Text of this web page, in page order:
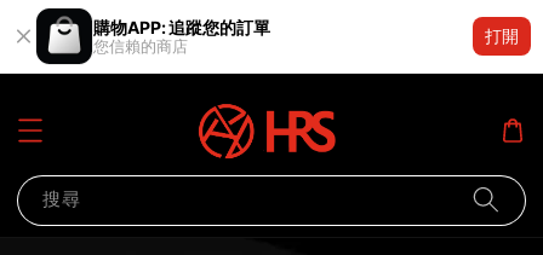
購物APP: 追蹤您的訂單
您信賴的商店
打開
搜尋